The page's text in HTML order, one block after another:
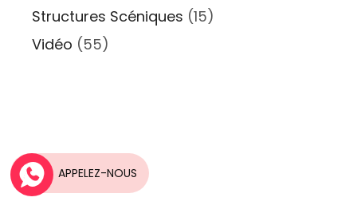
Structures Scéniques (15)
Vidéo (55)
APPELEZ-NOUS